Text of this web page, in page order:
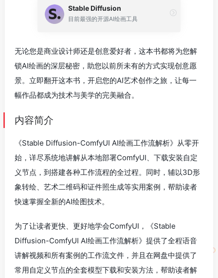
Stable Diffusion
目前最强的开源AI绘画工具
无论您是商业设计师还是创意爱好者，这本书都将为您解
锁AI绘画的深层秘密，助您以前所未有的方式实现创意愿
景。立即翻开这本书，开启您的AI艺术创作之旅，让每一
幅作品都成为技术与美学的完美融合。
内容简介
《Stable Diffusion-ComfyUI AI绘画工作流解析》从零开
始，详尽系统地讲解从本地部署ComfyUI、下载安装自定
义节点，到搭建各种工作流程的全过程。同时，辅以3D形
象转绘、艺术二维码和证件照生成等实用案例，帮助读者
快速掌握全新的AI绘图技术。
为了让读者更快、更好地学会ComfyUI，《Stable
Diffusion-ComfyUI AI绘画工作流解析》提供了全程语音
讲解视频和所有案例的工作流文件，并且在网盘中提供了
常用自定义节点的全套模型下载和安装方法，帮助读者解